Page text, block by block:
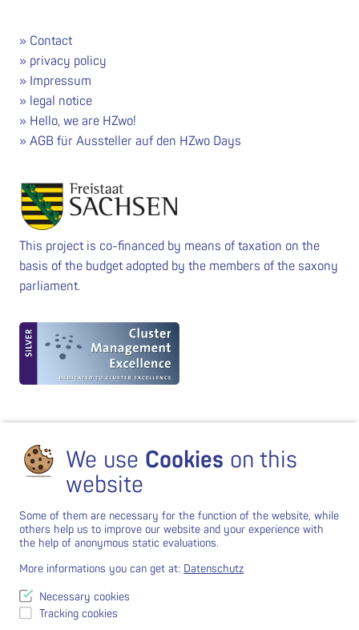
Contact
privacy policy
Impressum
legal notice
Hello, we are HZwo!
AGB für Aussteller auf den HZwo Days
This project is co-financed by means of taxation on the
basis of the budget adopted by the members of the saxony
parliament.
We use Cookies on this
website
Some of them are necessary for the function of the website, while
others help us to improve our website and your experience with
the help of anonymous static evaluations.
More informations you can get at: Datenschutz
Necessary cookies
Tracking cookies